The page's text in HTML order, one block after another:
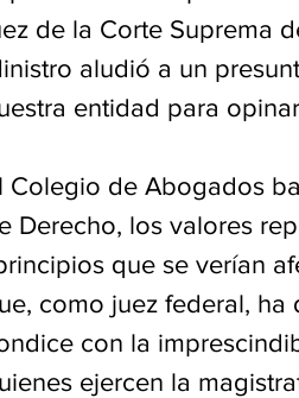
de la Corte Suprema
aludió a un
entidad para
Colegio de Abogados
Derecho, los valores
que se verían
como juez federal,
con la
ejercen la